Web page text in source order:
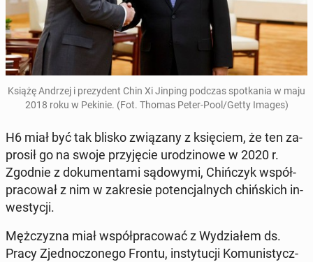
Książę Andrzej i pre­zy­dent Chin Xi Jinping podczas spo­tka­nia w maju
2018 roku w Pekinie. (Fot. Thomas Peter-Pool/Getty Images)
H6 miał być tak blisko zwią­za­ny z księ­ciem, że ten za­
pro­sił go na swoje przy­ję­cie uro­dzi­no­we w 2020 r.
Zgodnie z do­ku­men­ta­mi są­do­wy­mi, Chiń­czyk współ­
pra­co­wał z nim w za­kre­sie po­ten­cjal­nych chiń­skich in­
we­sty­cji.
Męż­czy­zna miał współ­pra­co­wać z Wy­dzia­łem ds.
Pracy Zjed­no­czo­ne­go Frontu, in­sty­tu­cji Ko­mu­ni­stycz­